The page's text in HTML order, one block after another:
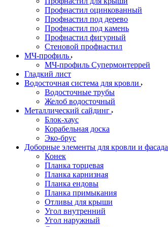
Профнастил оцинкованный
Профнастил под дерево
Профнастил под камень
Профнастил фигурный
Стеновой профнастил
МЧ-профиль
МЧ-профиль Супермонтеррей
Гладкий лист
Водосточная система для кровли
Водосточные трубы
Желоб водосточный
Металлический сайдинг
Блок-хаус
Корабельная доска
Эко-брус
Доборные элементы для кровли и фасада
Конек
Планка торцевая
Планка карнизная
Планка ендовы
Планка примыкания
Отливы для крыши
Угол внутренний
Угол наружный